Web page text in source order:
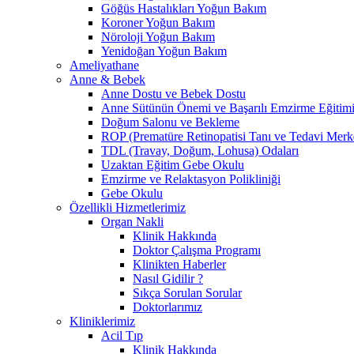
Göğüs Hastalıkları Yoğun Bakım
Koroner Yoğun Bakım
Nöroloji Yoğun Bakım
Yenidoğan Yoğun Bakım
Ameliyathane
Anne & Bebek
Anne Dostu ve Bebek Dostu
Anne Sütünün Önemi ve Başarılı Emzirme Eğitimi
Doğum Salonu ve Bekleme
ROP (Prematüre Retinopatisi Tanı ve Tedavi
TDL (Travay, Doğum, Lohusa) Odaları
Uzaktan Eğitim Gebe Okulu
Emzirme ve Relaktasyon Polikliniği
Gebe Okulu
Özellikli Hizmetlerimiz
Organ Nakli
Klinik Hakkında
Doktor Çalışma Programı
Klinikten Haberler
Nasıl Gidilir ?
Sıkça Sorulan Sorular
Doktorlarımız
Kliniklerimiz
Acil Tıp
Klinik Hakkında